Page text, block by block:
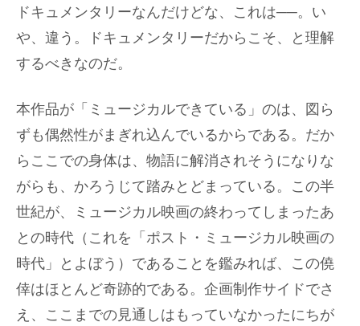
ドキュメンタリーなんだけどな、これは──。い
や、違う。ドキュメンタリーだからこそ、と理解
するべきなのだ。
本作品が「ミュージカルできている」のは、図ら
ずも偶然性がまぎれ込んでいるからである。だか
らここでの身体は、物語に解消されそうになりな
がらも、かろうじて踏みとどまっている。この半
世紀が、ミュージカル映画の終わってしまったあ
との時代（これを「ポスト・ミュージカル映画の
時代」とよぼう）であることを鑑みれば、この僥
倖はほとんど奇跡的である。企画制作サイドでさ
え、ここまでの見通しはもっていなかったにちが